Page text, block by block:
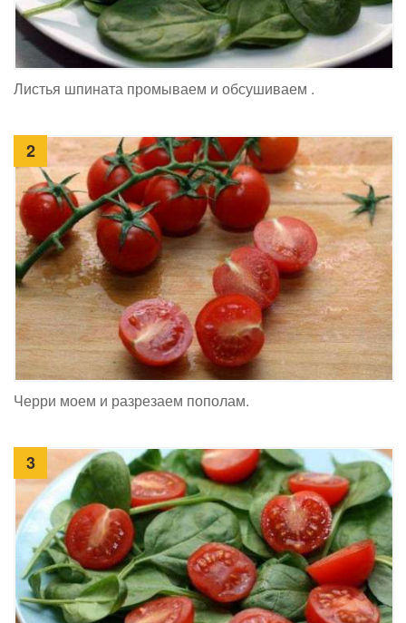
Листья шпината промываем и обсушиваем .
2
Черри моем и разрезаем пополам.
3